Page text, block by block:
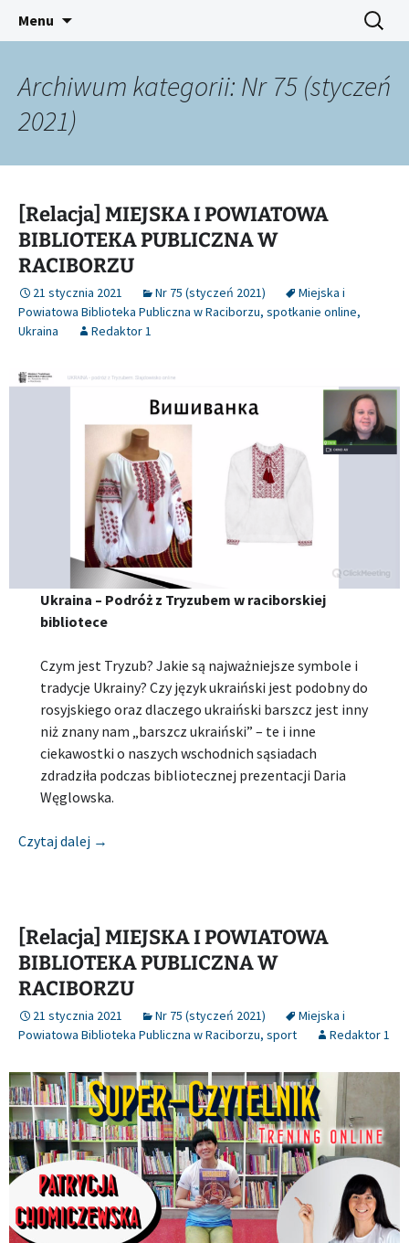
Śląski Pegaz
Platforma inicjatyw bibliotecznych
Menu Szukaj:
Archiwum kategorii: Nr 75 (styczeń
2021)
[Relacja] MIEJSKA I POWIATOWA
BIBLIOTEKA PUBLICZNA W
RACIBORZU
21 stycznia 2021 Nr 75 (styczeń 2021)
Miejska i
Powiatowa Biblioteka Publiczna w Raciborzu, spotkanie online,
Ukraina
Redaktor 1
Ukraina – Podróż z Tryzubem w raciborskiej
bibliotece
Czym jest Tryzub? Jakie są najważniejsze symbole i
tradycje Ukrainy? Czy język ukraiński jest podobny do
rosyjskiego oraz dlaczego ukraiński barszcz jest inny
niż znany nam „barszcz ukraiński” – te i inne
ciekawostki o naszych wschodnich sąsiadach
zdradziła podczas bibliotecznej prezentacji Daria
Węglowska.
Czytaj dalej [Relacja] MIEJSKA I POWIATOWA BIBLIOTEKA
→
[Relacja] MIEJSKA I POWIATOWA
BIBLIOTEKA PUBLICZNA W
RACIBORZU
21 stycznia 2021 Nr 75 (styczeń 2021)
Miejska i
Powiatowa Biblioteka Publiczna w Raciborzu, sport Redaktor 1